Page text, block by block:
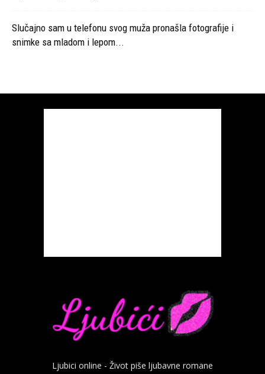
Slučajno sam u telefonu svog muža pronašla fotografije i
snimke sa mladom i lepom...
Ljubici online - Život piše ljubavne romane